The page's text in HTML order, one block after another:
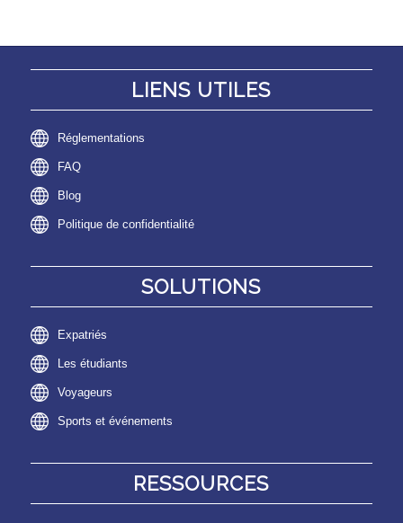
LIENS UTILES
Réglementations
FAQ
Blog
Politique de confidentialité
SOLUTIONS
Expatriés
Les étudiants
Voyageurs
Sports et événements
RESSOURCES